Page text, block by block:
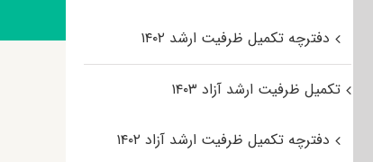
دفترچه تکمیل ظرفیت ارشد ۱۴۰۲
تکمیل ظرفیت ارشد آزاد ۱۴۰۳
دفترچه تکمیل ظرفیت ارشد آزاد ۱۴۰۲